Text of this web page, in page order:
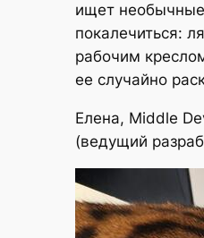
ищет
покалечиться:
рабочим
ее случайно
Елена, Middle
(ведущий